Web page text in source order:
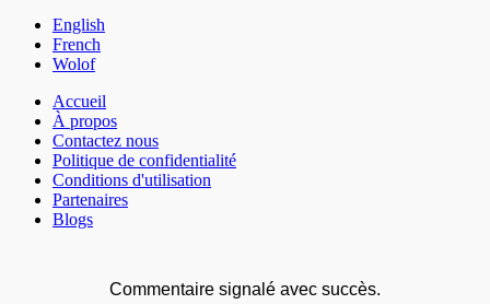
English
French
Wolof
Accueil
À propos
Contactez nous
Politique de confidentialité
Conditions d'utilisation
Partenaires
Blogs
Commentaire signalé avec succès.